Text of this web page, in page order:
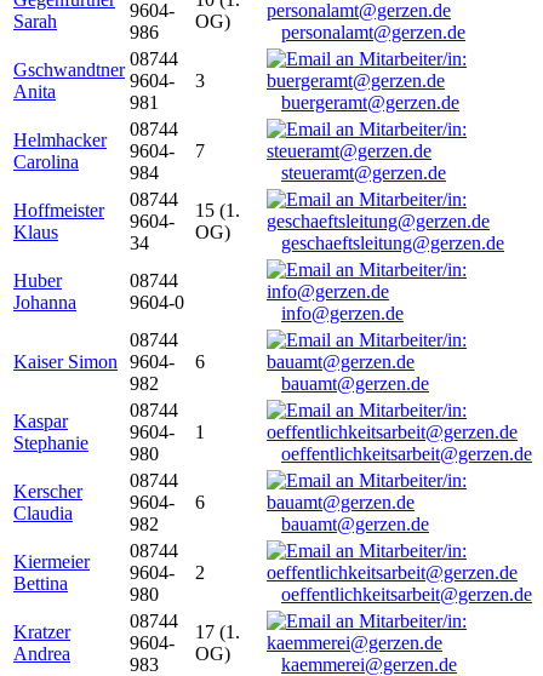
Sarah
9604-
986
OG)
personalamt@gerzen.de
Gschwandtner
Anita
08744
9604-
981
3
buergeramt@gerzen.de
Helmhacker
Carolina
08744
9604-
984
7
steueramt@gerzen.de
Hoffmeister
Klaus
08744
9604-
34
15 (1.
OG)
geschaeftsleitung@gerzen.de
Huber
Johanna
08744
9604-0
info@gerzen.de
Kaiser Simon
08744
9604-
982
6
bauamt@gerzen.de
Kaspar
Stephanie
08744
9604-
980
1
oeffentlichkeitsarbeit@gerzen.de
Kerscher
Claudia
08744
9604-
982
6
bauamt@gerzen.de
Kiermeier
Bettina
08744
9604-
980
2
oeffentlichkeitsarbeit@gerzen.de
Kratzer
Andrea
08744
9604-
983
17 (1.
OG)
kaemmerei@gerzen.de